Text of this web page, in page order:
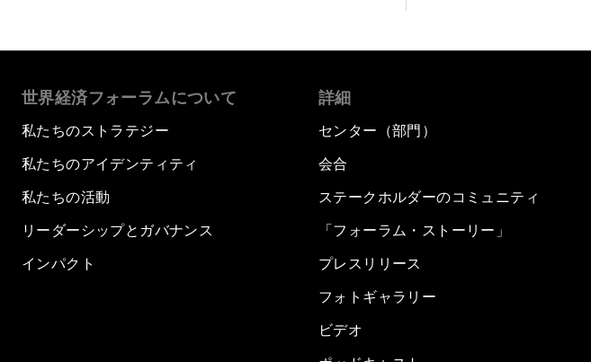
世界経済フォーラムについて
私たちのストラテジー
私たちのアイデンティティ
私たちの活動
リーダーシップとガバナンス
インパクト
詳細
センター（部門）
会合
ステークホルダーのコミュニティ
「フォーラム・ストーリー」
プレスリリース
フォトギャラリー
ビデオ